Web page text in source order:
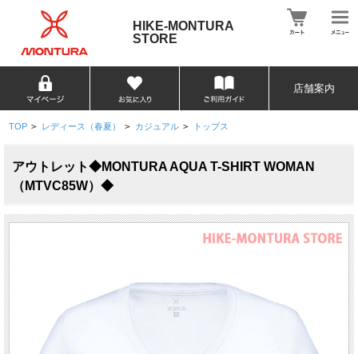
HIKE-MONTURA
STORE
店舗案内
TOP > レディース（春夏） > カジュアル > トップス
アウトレット◆MONTURA AQUA T-SHIRT WOMAN
（MTVC85W）◆